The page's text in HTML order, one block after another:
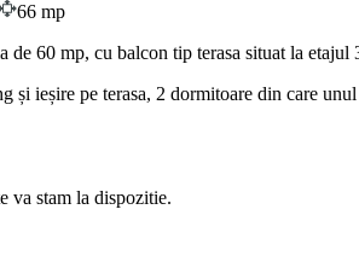
66 mp
de 60 mp, cu balcon tip terasa situat la
ieșire pe terasa, 2 dormitoare din care
va stam la dispozitie.